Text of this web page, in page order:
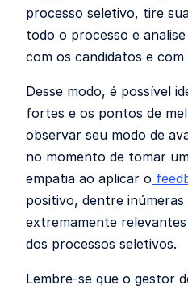
processo seletivo, tire
todo o processo e
com os candidatos e com
Desse modo, é possível
fortes e os pontos de
observar seu modo de
no momento de tomar
empatia ao aplicar o
positivo, dentre inúmeras
extremamente
dos processos seletivos.
Lembre-se que o gestor